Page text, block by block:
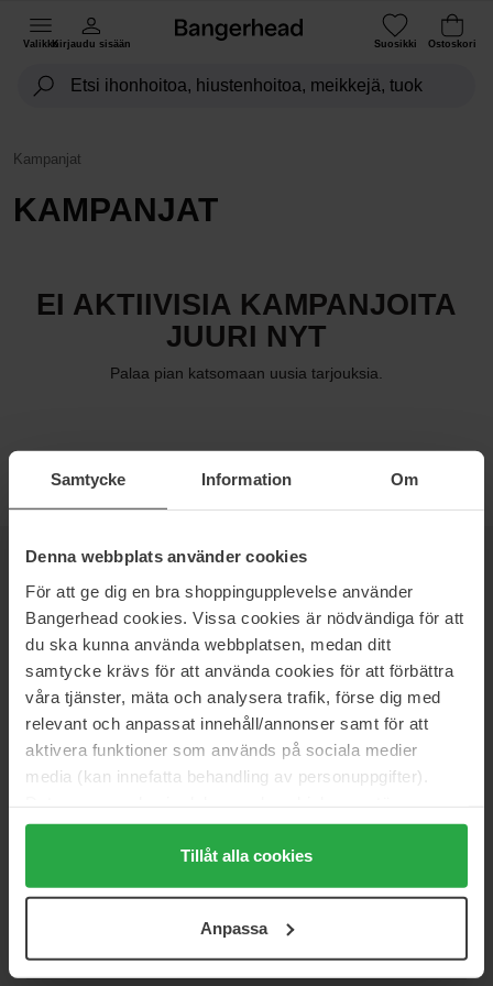
Samtycke Information Om
Denna webbplats använder cookies
För att ge dig en bra shoppingupplevelse använder
Bangerhead cookies. Vissa cookies är nödvändiga för att
du ska kunna använda webbplatsen, medan ditt
samtycke krävs för att använda cookies för att förbättra
våra tjänster, mäta och analysera trafik, förse dig med
relevant och anpassat innehåll/annonser samt för att
aktivera funktioner som används på sociala medier
media (kan innefatta behandling av personuppgifter).
Genom att trycka på "Tillåt alla cookies" accepterar du
alla cookies, medan du under "Detaljer" kan anpassa
användningen av cookies. Du kan när som helst återkalla
samt vår Integritetspolicy.
Tillåt alla cookies
Anpassa
ValikkoKirjaudu sisään Suosikki Ostoskori
Kampanjat
KAMPANJAT
EI AKTIIVISIA KAMPANJOITA
JUURI NYT
Palaa pian katsomaan uusia tarjouksia.
Haluatko parhaat kauneusuutiset suoraan sähköpostiisi? Saat
uusimmat trendit, vinkit ja eksklusiiviset tarjoukset!
TURVALLINEN MAKSU
NOPEA TOIMITUS